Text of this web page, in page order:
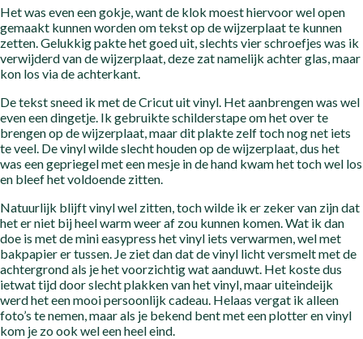
Het was even een gokje, want de klok moest hiervoor wel open
gemaakt kunnen worden om tekst op de wijzerplaat te kunnen
zetten. Gelukkig pakte het goed uit, slechts vier schroefjes was ik
verwijderd van de wijzerplaat, deze zat namelijk achter glas, maar
kon los via de achterkant.
De tekst sneed ik met de Cricut uit vinyl. Het aanbrengen was wel
even een dingetje. Ik gebruikte schilderstape om het over te
brengen op de wijzerplaat, maar dit plakte zelf toch nog net iets
te veel. De vinyl wilde slecht houden op de wijzerplaat, dus het
was een gepriegel met een mesje in de hand kwam het toch wel los
en bleef het voldoende zitten.
Natuurlijk blijft vinyl wel zitten, toch wilde ik er zeker van zijn dat
het er niet bij heel warm weer af zou kunnen komen. Wat ik dan
doe is met de mini easypress het vinyl iets verwarmen, wel met
bakpapier er tussen. Je ziet dan dat de vinyl licht versmelt met de
achtergrond als je het voorzichtig wat aanduwt. Het koste dus
ietwat tijd door slecht plakken van het vinyl, maar uiteindeijk
werd het een mooi persoonlijk cadeau. Helaas vergat ik alleen
foto’s te nemen, maar als je bekend bent met een plotter en vinyl
kom je zo ook wel een heel eind.